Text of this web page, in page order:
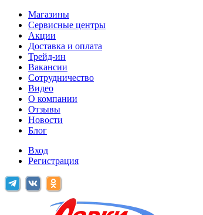
Магазины
Сервисные центры
Акции
Доставка и оплата
Трейд-ин
Вакансии
Сотрудничество
Видео
О компании
Отзывы
Новости
Блог
Вход
Регистрация